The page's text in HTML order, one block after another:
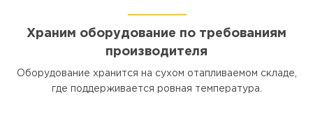
Храним оборудование по требованиям
производителя
Оборудование хранится на сухом отапливаемом складе,
где поддерживается ровная температура.